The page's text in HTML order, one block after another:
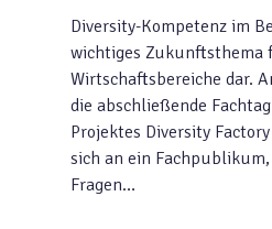
Diversity-Kompetenz im
wichtiges Zukunftsthema
Wirtschaftsbereiche dar.
die abschließende
Projektes Diversity
sich an ein
Fragen…